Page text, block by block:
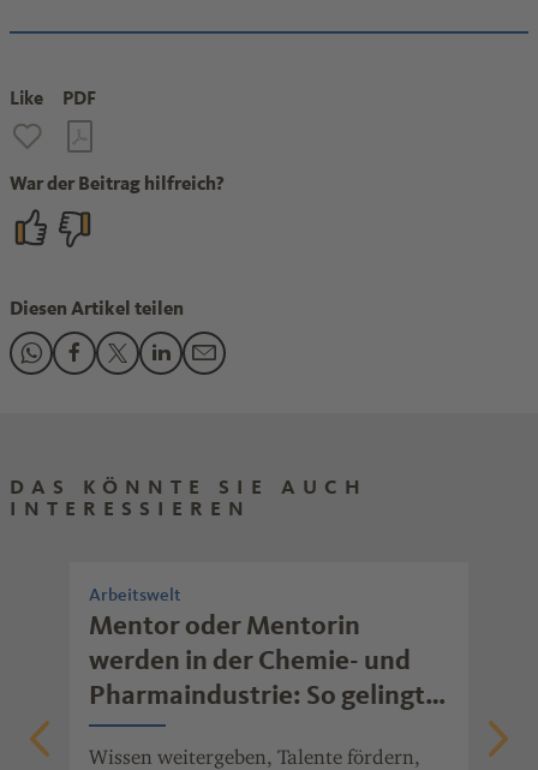
Like PDF
War der Beitrag hilfreich?
Diesen Artikel teilen
Den Beitrag "Boehringer: So arbeitet ein Corona-Forscher"
Den Beitrag "Boehringer: So arbeitet ein Corona-
Den Beitrag "Boehringer: So arbeitet ein Corona-
Den Beitrag "Boehringer: So arbeitet ein
Den Beitrag "Boehringer: So arbeitet
DAS KÖNNTE SIE AUCH
INTERESSIEREN
Arbeitswelt
Mentor oder Mentorin
werden in der Chemie- und
Pharmaindustrie: So gelingt
erfolgreiches Mentoring
Wissen weitergeben, Talente fördern,